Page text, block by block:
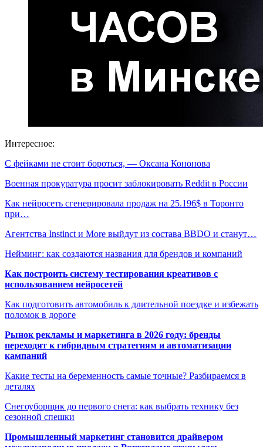
Интересное:
С фейками не стоит бороться, — Оксана Кононова
Военная прокуратура просит заблокировать Reddit в России
Как нейросеть сгенерировала продаж на 25.196$ в Торонто
при…
Агентства Instinct и More выйдут из состава BBDO и станут…
Нейминг: как создаются названия для брендов и компаний
Как построить систему тестирования креативов с
использованием нейросетей
Как подготовить автомобиль к длительной поездке и избежать
поломок в дороге
Рынок рекламы и маркетинга в 2026 году: бренды
переходят к гибридным стратегиям и автоматизации
кампаний
Какие тесты на беременность самые точные? Разбираемся в
деталях
Снегоуборщик до первого снега: как выбрать технику без
сезонной спешки
Промышленный маркетинг становится драйвером